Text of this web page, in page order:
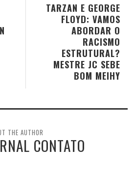
TARZAN E GEORGE
FLOYD: VAMOS
ABORDAR O
RACISMO
ESTRUTURAL?
MESTRE JC SEBE
BOM MEIHY
THE AUTHOR
CONTATO